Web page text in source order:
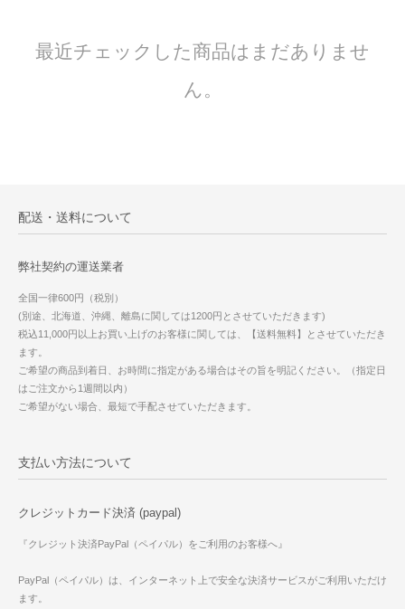
最近チェックした商品はまだありませ
ん。
配送・送料について
弊社契約の運送業者
全国一律600円（税別）
(別途、北海道、沖縄、離島に関しては1200円とさせていただきます)
税込11,000円以上お買い上げのお客様に関しては、【送料無料】とさせていただき
ます。
ご希望の商品到着日、お時間に指定がある場合はその旨を明記ください。（指定日
はご注文から1週間以内）
ご希望がない場合、最短で手配させていただきます。
支払い方法について
クレジットカード決済 (paypal)
『クレジット決済PayPal（ペイパル）をご利用のお客様へ』
PayPal（ペイパル）は、インターネット上で安全な決済サービスがご利用いただけ
ます。